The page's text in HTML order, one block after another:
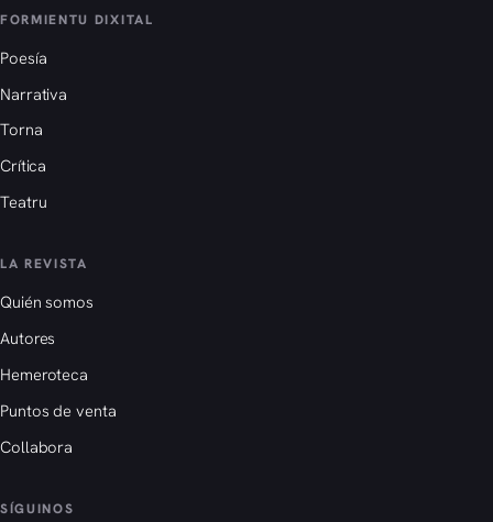
FORMIENTU DIXITAL
Poesía
Narrativa
Torna
Crítica
Teatru
LA REVISTA
Quién somos
Autores
Hemeroteca
Puntos de venta
Collabora
SÍGUINOS